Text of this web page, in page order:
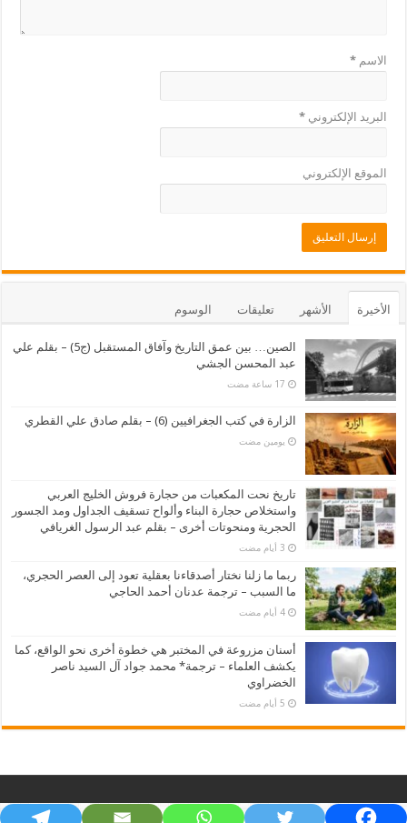
الاسم*
البريد الإلكتروني*
الموقع الإلكتروني
الأخيرة الأشهر تعليقات الوسوم
الصين… بين عمق التاريخ وآفاق المستقبل (ج5) – بقلم علي
عبد المحسن الجشي
الزارة في كتب الجغرافيين (6) – بقلم صادق علي القطري
‏يومين مضت
تاريخ نحت المكعبات من حجارة فروش الخليج العربي
واستخلاص حجارة البناء وألواح تسقيف الجداول ومد الجسور
الحجرية ومنحوتات أخرى – بقلم عبد الرسول الغريافي
ربما ما زلنا نختار أصدقاءنا بعقلية تعود إلى العصر الحجري،
ما السبب – ترجمة عدنان أحمد الحاجي
‏4 أيام مضت
أسنان مزروعة في المختبر هي خطوة أخرى نحو الواقع، كما
يكشف العلماء – ترجمة* محمد جواد آل السيد ناصر
الخضراوي